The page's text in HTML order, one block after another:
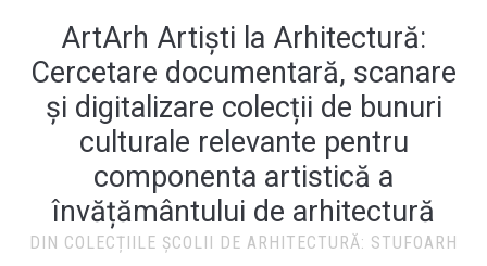
ArtArh Artiști la Arhitectură:
Cercetare documentară, scanare
și digitalizare colecții de bunuri
culturale relevante pentru
componenta artistică a
învățământului de arhitectură
DIN COLECȚIILE ȘCOLII DE ARHITECTURĂ: STUFOARH